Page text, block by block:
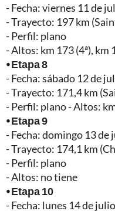
- Fecha: viernes 11 de
- Trayecto: 197 km
- Perfil: plano
- Altos: km 173 (4ª), km
⦁ Etapa 8
- Fecha: sábado 12 de
- Trayecto: 171,4 km
- Perfil: plano - Altos:
⦁ Etapa 9
- Fecha: domingo 13 de
- Trayecto: 174,1 km
- Perfil: plano
- Altos: no tiene
⦁ Etapa 10
- Fecha: lunes 14 de julio